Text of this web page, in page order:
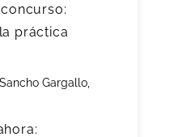
práctica
Sancho Gargallo,